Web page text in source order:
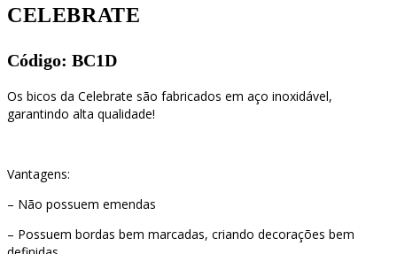
CELEBRATE
Código: BC1D
Os bicos da Celebrate são fabricados em aço inoxidável,
garantindo alta qualidade!
Vantagens:
– Não possuem emendas
– Possuem bordas bem marcadas, criando decorações bem